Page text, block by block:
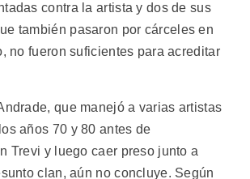
contra la artista y dos de sus
también pasaron por cárceles en
no fueron suficientes para acreditar
que manejó a varias artistas
años 70 y 80 antes de
Trevi y luego caer preso junto a
clan, aún no concluye. Según